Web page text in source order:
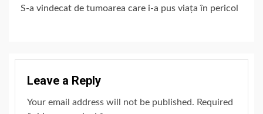
S-a vindecat de tumoarea care i-a pus viața în pericol
Leave a Reply
Your email address will not be published. Required